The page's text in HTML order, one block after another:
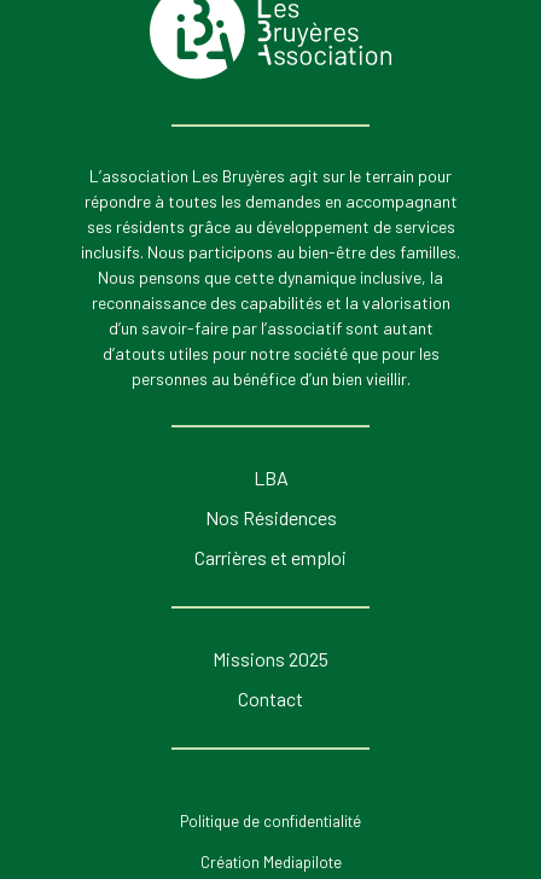
L’association Les Bruyères agit sur le terrain pour
répondre à toutes les demandes en accompagnant
ses résidents grâce au développement de services
inclusifs. Nous participons au bien-être des familles.
Nous pensons que cette dynamique inclusive, la
reconnaissance des capabilités et la valorisation
d’un savoir-faire par l’associatif sont autant
d’atouts utiles pour notre société que pour les
personnes au bénéfice d’un bien vieillir.
LBA
Nos Résidences
Carrières et emploi
Missions 2025
Contact
Politique de confidentialité
Création Mediapilote